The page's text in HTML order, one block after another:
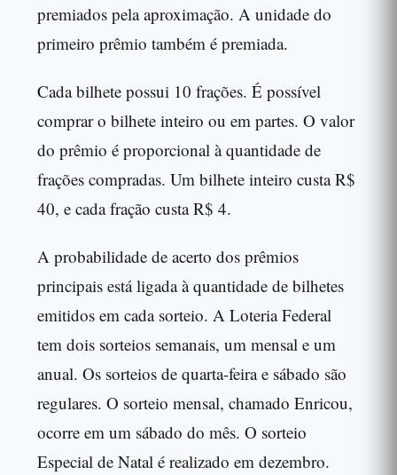
premiados pela aproximação. A unidade do
primeiro prêmio também é premiada.
Cada bilhete possui 10 frações. É possível
comprar o bilhete inteiro ou em partes. O valor
do prêmio é proporcional à quantidade de
frações compradas. Um bilhete inteiro custa R$
40, e cada fração custa R$ 4.
A probabilidade de acerto dos prêmios
principais está ligada à quantidade de bilhetes
emitidos em cada sorteio. A Loteria Federal
tem dois sorteios semanais, um mensal e um
anual. Os sorteios de quarta-feira e sábado são
regulares. O sorteio mensal, chamado Enricou,
ocorre em um sábado do mês. O sorteio
Especial de Natal é realizado em dezembro.